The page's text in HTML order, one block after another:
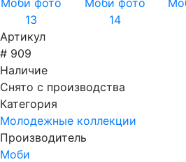
Артикул
# 909
Наличие
Снято с производства
Категория
Молодежные коллекции
Производитель
Моби